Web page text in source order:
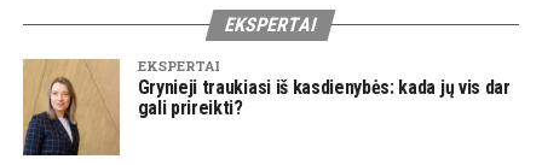
EKSPERTAI
EKSPERTAI
Grynieji traukiasi iš kasdienybės: kada jų vis dar
gali prireikti?